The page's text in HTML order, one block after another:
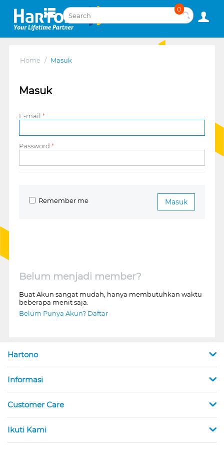
0
Home / Masuk
Masuk
E-mail
Password
Masuk
Remember me
Belum menjadi member?
Buat Akun sangat mudah, hanya membutuhkan waktu
beberapa menit saja.
Belum Punya Akun? Daftar
Hartono
Informasi
Customer Care
Ikuti Kami